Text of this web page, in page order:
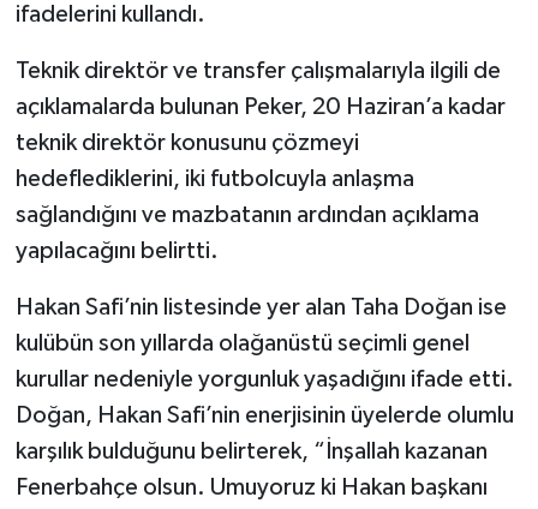
ifadelerini kullandı.
Teknik direktör ve transfer çalışmalarıyla ilgili de
açıklamalarda bulunan Peker, 20 Haziran’a kadar
teknik direktör konusunu çözmeyi
hedeflediklerini, iki futbolcuyla anlaşma
sağlandığını ve mazbatanın ardından açıklama
yapılacağını belirtti.
Hakan Safi’nin listesinde yer alan Taha Doğan ise
kulübün son yıllarda olağanüstü seçimli genel
kurullar nedeniyle yorgunluk yaşadığını ifade etti.
Doğan, Hakan Safi’nin enerjisinin üyelerde olumlu
karşılık bulduğunu belirterek, “İnşallah kazanan
Fenerbahçe olsun. Umuyoruz ki Hakan başkanı